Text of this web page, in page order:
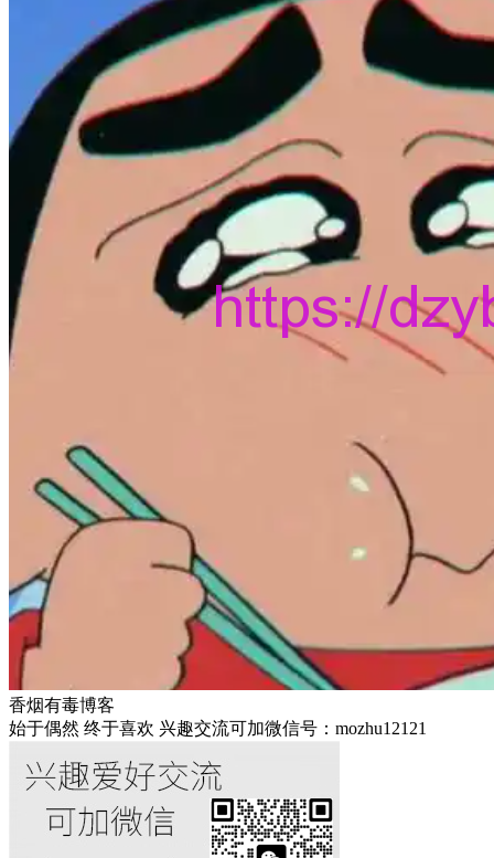
香烟有毒博客
始于偶然 终于喜欢 兴趣交流可加微信号：mozhu12121